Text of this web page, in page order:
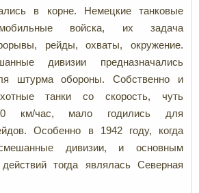
в корне. Немецкие танковые
войска, их задача
рейды, охваты, окружение.
дивизии предназначались
штурма обороны. Собственно и
танки со скорость, чуть
км/час, мало годились для
Особенно в 1942 году, когда
дивизии, и основным
тогда являлась Северная